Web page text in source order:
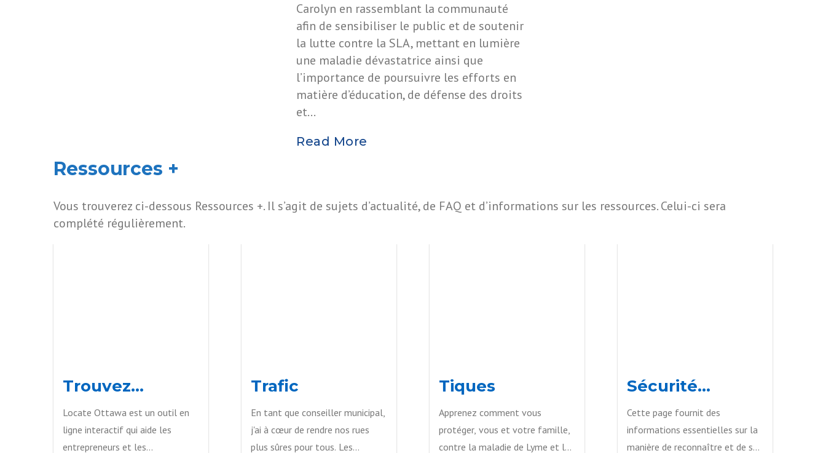
Carolyn en rassemblant la communauté
afin de sensibiliser le public et de soutenir
la lutte contre la SLA, mettant en lumière
une maladie dévastatrice ainsi que
l’importance de poursuivre les efforts en
matière d’éducation, de défense des droits
et…
Read More
Ressources +
Vous trouverez ci-dessous Ressources +. Il s’agit de sujets d’actualité, de FAQ et d’informations sur les ressources. Celui-ci sera
complété régulièrement.
Trouvez
l’emplacement
idéal pour votre
entreprise avec
Locate Ottawa est un outil en
ligne interactif qui aide les
entrepreneurs et les
Trafic
En tant que conseiller municipal,
j'ai à cœur de rendre nos rues
plus sûres pour tous. Les
Tiques
Apprenez comment vous
protéger, vous et votre famille,
contre la maladie de Lyme et le
Sécurité
communautaire
et services de
police
Cette page fournit des
informations essentielles sur la
manière de reconnaître et de se